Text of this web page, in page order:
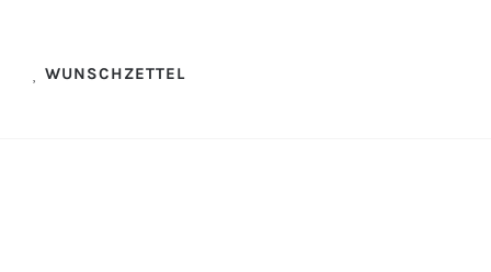
WUNSCHZETTEL